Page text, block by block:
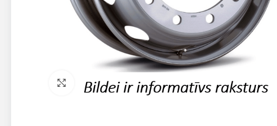
Pietuvināt